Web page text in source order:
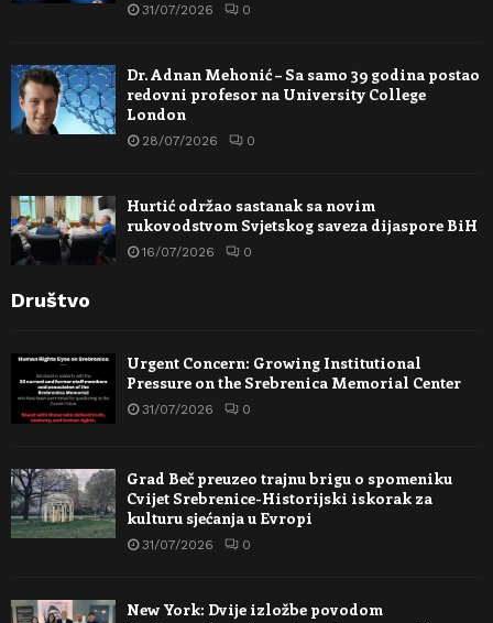
31/07/2026 0
Dr. Adnan Mehonić – Sa samo 39 godina postao
redovni profesor na University College
London
28/07/2026 0
Hurtić održao sastanak sa novim
rukovodstvom Svjetskog saveza dijaspore BiH
16/07/2026 0
Društvo
Urgent Concern: Growing Institutional
Pressure on the Srebrenica Memorial Center
31/07/2026 0
Grad Beč preuzeo trajnu brigu o spomeniku
Cvijet Srebrenice-Historijski iskorak za
kulturu sjećanja u Evropi
31/07/2026 0
New York: Dvije izložbe povodom